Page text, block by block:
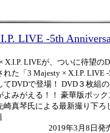
LIVE -5th
X.I.P. LIVEが、ついに待望の
れた「3 Majesty × X.I.P. LIVE -
てDVDで登場！ DVD３枚組
よみがえる！！ 豪華版ボッ
崎真琴氏による最新撮り下ろ
2019年3月8日発